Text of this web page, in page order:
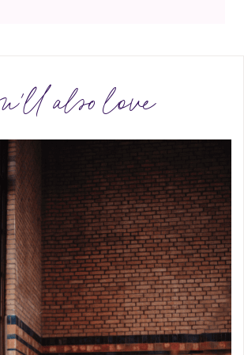
also love